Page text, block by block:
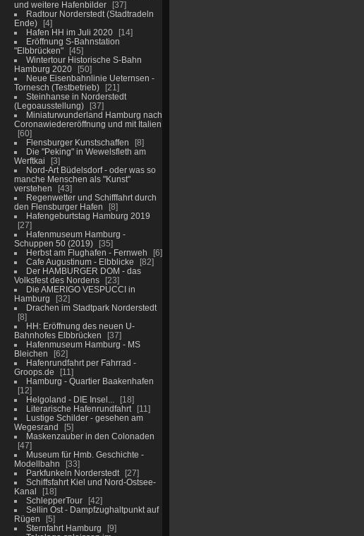
und weitere Hafenbilder
37
Radtour Norderstedt (Stadtradeln
Ende)
4
Hafen HH im Juli 2020
14
Eröffnung S-Bahnstation
"Elbbrücken"
45
Wintertour Historische S-Bahn
Hamburg 2020
50
Neue Eisenbahnlinie Ueternsen -
Tornesch (Testbetrieb)
21
Steinhanse in Norderstedt
(Legoausstellung)
37
Miniaturwunderland Hamburg nach
Coronawiedereröffnung und mit Italien
60
Flensburger Kunstschaffen
8
Die "Peking" in Wewelsfleth am
Werftkai
3
Nord-Art Büdelsdorf - oder was so
manche Menschen als "Kunst"
verstehen
43
Regenwetter und Schifffahrt durch
den Flensburger Hafen
8
Hafengeburtstag Hamburg 2019
27
Hafenmuseum Hamburg -
Schuppen 50 (2019)
35
Herbst am Flughafen - Fernweh
6
Cafe Augustinum - Elbblicke
82
Der HAMBURGER DOM - das
Volksfest des Nordens
23
Die AMERIGO VESPUCCI in
Hamburg
32
Drachen im Stadtpark Norderstedt
8
HH: Eröffnung des neuen U-
Bahnhofes Elbbrücken
37
Hafenmuseum Hamburg - MS
Bleichen
62
Hafenrundfahrt per Fahrrad -
Groops.de
11
Hamburg - Quartier Baakenhafen
12
Helgoland - DIE Insel...
18
Literarische Hafenrundfahrt
11
Lustige Schilder - gesehen am
Wegesrand
5
Maskenzauber in den Colonaden
47
Museum für Hmb. Geschichte -
Modellbahn
33
Parkfunkeln Norderstedt
27
Schiffsfahrt Kiel und Nord-Ostsee-
Kanal
18
SchlepperTour
42
Sellin Ost - Dampfzughaltpunkt auf
Rügen
5
Sternfahrt Hamburg
9